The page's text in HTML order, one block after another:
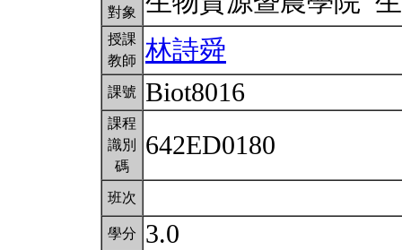
對象
授課
教師
林詩舜
課號 Biot8016
課程
識別
碼
642ED0180
班次
學分 3.0